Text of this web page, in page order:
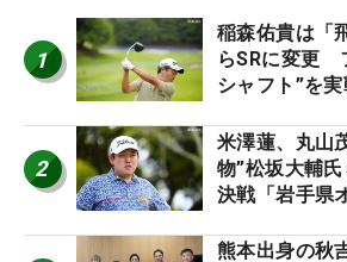
1
稲森佑貴は「
らSRに変更
シャフト”を
ーのヒトネタ
2
米澤蓮、丸山
物”松坂大輔
決戦「岩手県
熊本出身の秋